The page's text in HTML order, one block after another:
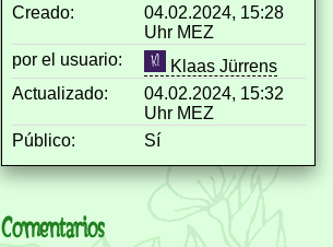
Creado:
04.02.2024, 15:28
Uhr MEZ
por el usuario:
Klaas Jürrens
Actualizado:
04.02.2024, 15:32
Uhr MEZ
Público:
Sí
Comentarios